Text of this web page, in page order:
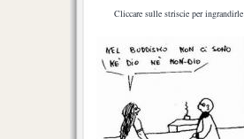
Cliccare sulle striscie per ingrandirle